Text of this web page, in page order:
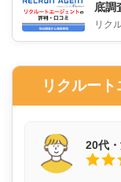
底調
態を
リク
リクルー
20代